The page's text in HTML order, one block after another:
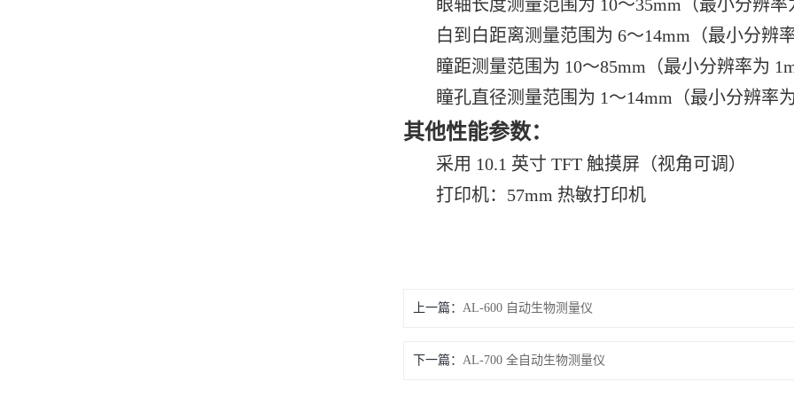
眼轴长度测量范围为 10～35mm（最小分辨率
白到白距离测量范围为 6～14mm（最小分辨率
瞳距测量范围为 10～85mm（最小分辨率为
瞳孔直径测量范围为 1～14mm（最小分辨率为
其他性能参数：
采用 10.1 英寸 TFT 触摸屏（视角可调）
打印机：57mm 热敏打印机
上一篇： AL-600 自动生物测量仪
下一篇： AL-700 全自动生物测量仪